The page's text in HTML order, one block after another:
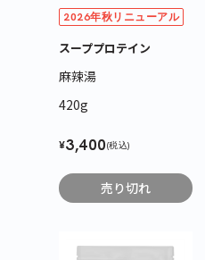
2026年秋リニューアル
スーププロテイン
麻辣湯
420g
¥3,400(税込)
売り切れ
こちらも一緒にいかがですか？
抹茶ラテ